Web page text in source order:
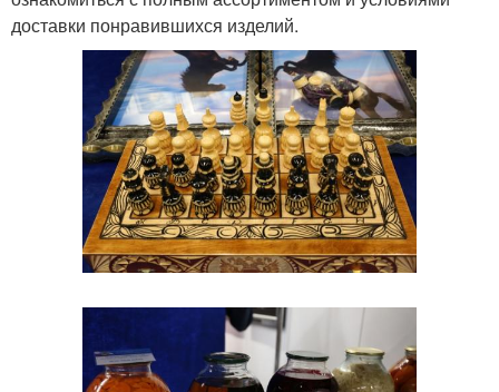
доставки понравившихся изделий.